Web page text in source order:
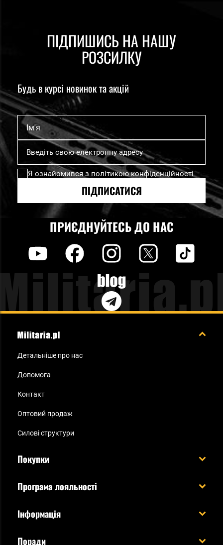
ПІДПИШИСЬ НА НАШУ
РОЗСИЛКУ
Будь в курсі новинок та акцій
Ім'я
Підпишіться
нашу
розсилку
Я ознайомився з політикою конфіденційності
ПІДПИСАТИСЯ
ПРИЄДНУЙТЕСЬ ДО НАС
Blog
Детальніше про нас
Допомога
Контакт
Оптовий продаж
Силові структури
Покупки
Способи оплати
Статус замовлення
Програма лояльності
Інформація
Поради